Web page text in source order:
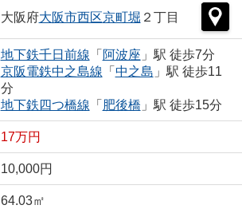
大阪府大阪市西区京町堀 ２丁目
地下鉄千日前線 「 阿波座 」駅 徒歩7分
京阪電鉄中之島線 「 中之島 」駅 徒歩11
分
地下鉄四つ橋線 「 肥後橋 」駅 徒歩15分
17万円
10,000円
64.03㎡